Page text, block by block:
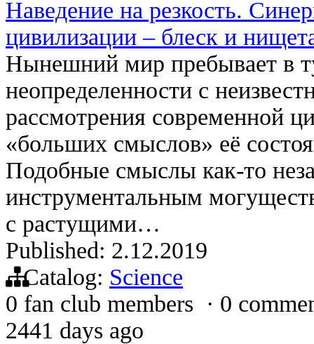
Наведение на резкость.
цивилизации – блеск и
Нынешний мир пребывает в
неопределенности с
рассмотрения современной
«больших смыслов» её
Подобные смыслы как-то
инструментальным
с растущими…
Published: 2.12.2019
Catalog: Science
0 fan club members · 0
2441 days ago